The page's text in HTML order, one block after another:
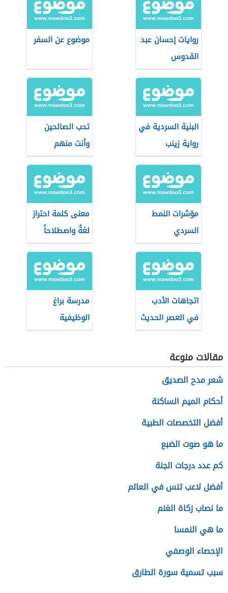
روايات إحسان عبد
القدوس
موضوع عن السفر
البنية السردية في
رواية زينب
تحب الصالحين
وأنت منهم
مؤشرات النمط
السردي
معنى كلمة احتراز
لغةً واصطلاحاً
اتجاهات الأدب
في العصر الحديث
مدرسة براغ
الوظيفية
مقالات منوعة
شعر مدح الصديق
أحكام الميم الساكنة
أفضل التخصصات الطبية
ما هو صوت الضبع
كم عدد درجات الجنة
أفضل لاعب تنس في العالم
ما نصاب زكاة الغنم
ما هي النمسا
الإحصاء الوصفي
سبب تسمية سورة الطارق